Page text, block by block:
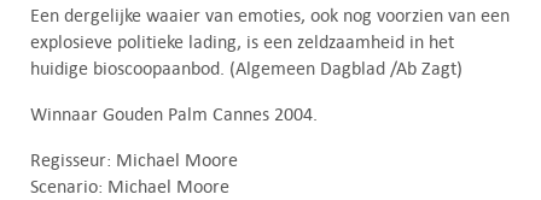
Een dergelijke waaier van emoties, ook nog voorzien van een
explosieve politieke lading, is een zeldzaamheid in het
huidige bioscoopaanbod. (Algemeen Dagblad /Ab Zagt)
Winnaar Gouden Palm Cannes 2004.
Regisseur: Michael Moore
Scenario: Michael Moore